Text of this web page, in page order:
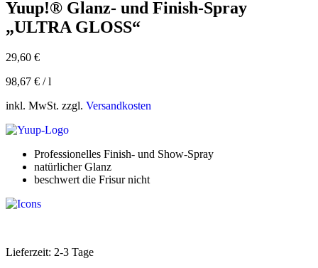
Yuup!® Glanz- und Finish-Spray
„ULTRA GLOSS“
29,60 €
98,67 € /l
inkl. MwSt. zzgl. Versandkosten
Professionelles Finish- und Show-Spray
natürlicher Glanz
beschwert die Frisur nicht
Lieferzeit: 2-3 Tage